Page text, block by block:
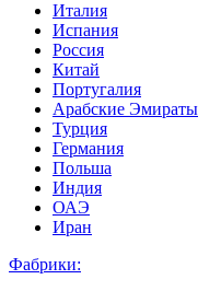
Италия
Испания
Россия
Китай
Португалия
Арабские Эмираты
Турция
Германия
Польша
Индия
ОАЭ
Иран
Фабрики: